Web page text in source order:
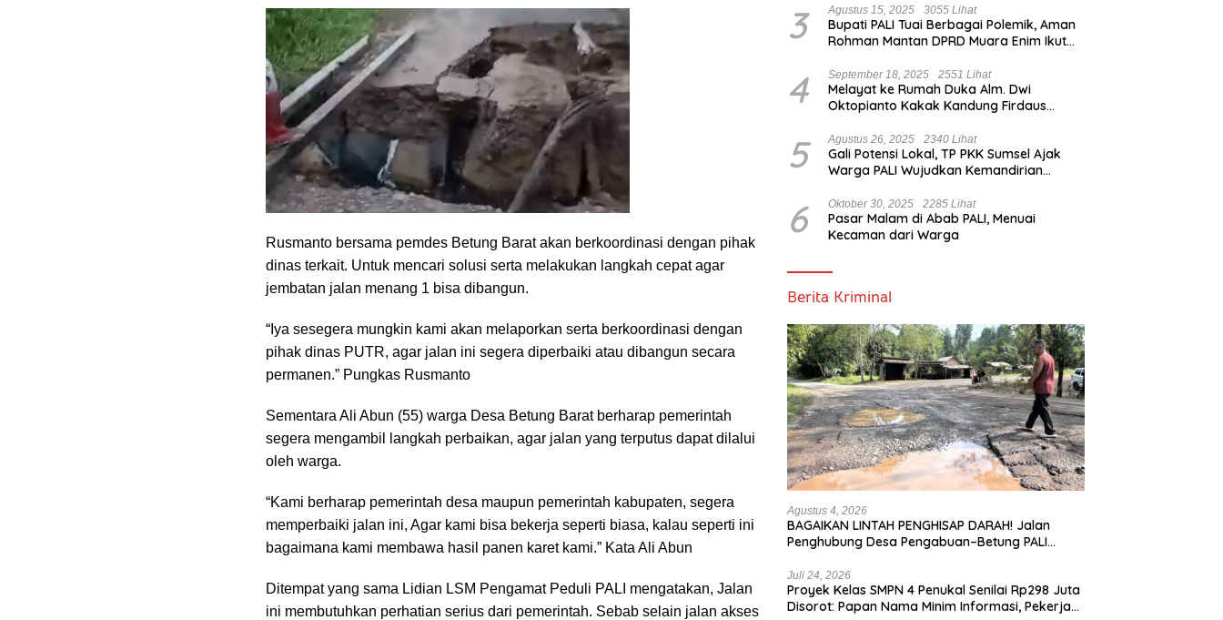
Rusmanto bersama pemdes Betung Barat akan berkoordinasi dengan pihak
dinas terkait. Untuk mencari solusi serta melakukan langkah cepat agar
jembatan jalan menang 1 bisa dibangun.
“Iya sesegera mungkin kami akan melaporkan serta berkoordinasi dengan
pihak dinas PUTR, agar jalan ini segera diperbaiki atau dibangun secara
permanen.” Pungkas Rusmanto
Sementara Ali Abun (55) warga Desa Betung Barat berharap pemerintah
segera mengambil langkah perbaikan, agar jalan yang terputus dapat dilalui
oleh warga.
“Kami berharap pemerintah desa maupun pemerintah kabupaten, segera
memperbaiki jalan ini, Agar kami bisa bekerja seperti biasa, kalau seperti ini
bagaimana kami membawa hasil panen karet kami.” Kata Ali Abun
Ditempat yang sama Lidian LSM Pengamat Peduli PALI mengatakan, Jalan
ini membutuhkan perhatian serius dari pemerintah. Sebab selain jalan akses
3 Agustus 15, 2025 3055 Lihat
Bupati PALI Tuai Berbagai Polemik, Aman
Rohman Mantan DPRD Muara Enim Ikut
4 September 18, 2025 2551 Lihat
Melayat ke Rumah Duka Alm. Dwi
Oktopianto Kakak Kandung Firdaus
Turut Berduka Cita.
5 Agustus 26, 2025 2340 Lihat
Gali Potensi Lokal, TP PKK Sumsel Ajak
Warga PALI Wujudkan Kemandirian
6 Oktober 30, 2025 2285 Lihat
Pasar Malam di Abab PALI, Menuai
Kecaman dari Warga
Berita Kriminal
Agustus 4, 2026
BAGAIKAN LINTAH PENGHISAP DARAH! Jalan
Penghubung Desa Pengabuan–Betung PALI
Biang Kerok
Juli 24, 2026
Proyek Kelas SMPN 4 Penukal Senilai Rp298 Juta
Disorot: Papan Nama Minim Informasi, Pekerja